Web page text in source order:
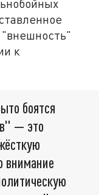
к
боятся
— это
внимание